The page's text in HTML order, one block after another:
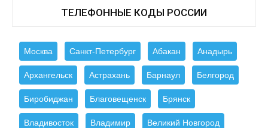
ТЕЛЕФОННЫЕ КОДЫ РОССИИ
Москва Санкт-Петербург Абакан Анадырь
Архангельск Астрахань Барнаул Белгород
Биробиджан Благовещенск Брянск
Владивосток Владимир Великий Новгород